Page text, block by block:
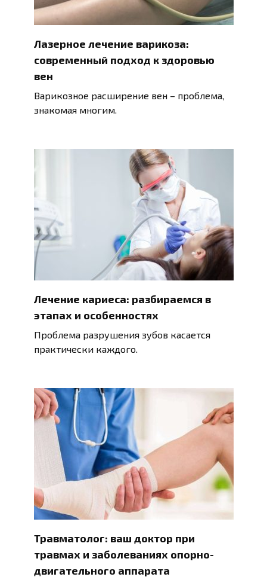
Лазерное лечение варикоза:
современный подход к здоровью
вен
Варикозное расширение вен – проблема,
знакомая многим.
Лечение кариеса: разбираемся в
этапах и особенностях
Проблема разрушения зубов касается
практически каждого.
Травматолог: ваш доктор при
травмах и заболеваниях опорно-
двигательного аппарата